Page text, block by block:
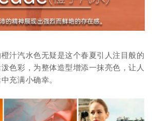
汁汽水色无疑是这个春夏引人注目般的
色彩，为整体造型增添一抹亮色，让人
充满小确幸。